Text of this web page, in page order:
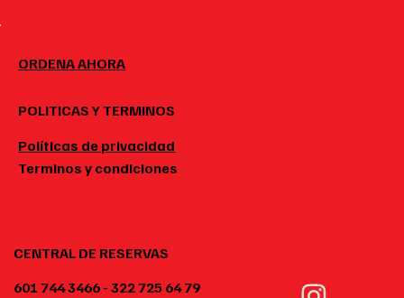
POLITICAS Y TERMINOS
Políticas de privacidad
Terminos y condiciones
ORDENA AHORA
CENTRAL DE RESERVAS
601 744 3466 - 322 725 64 79